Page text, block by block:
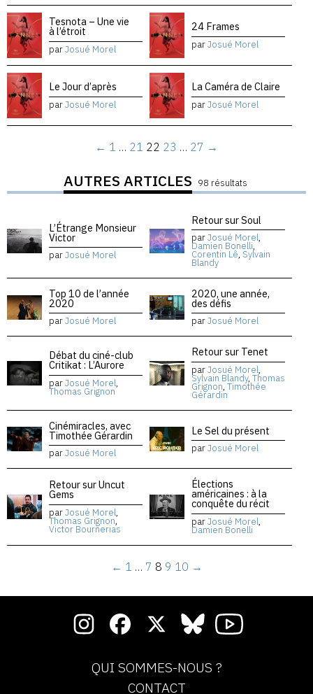
Tesnota – Une vie
à l’étroit
parJosué Morel
24 Frames
parJosué Morel
Le Jour d’après
parJosué Morel
La Caméra de Claire
parJosué Morel
← 1 … 21 22 23 … 27 →
AUTRES ARTICLES 98 résultats
L’Étrange Monsieur
Victor
parJosué Morel
Retour sur Soul
parJosué Morel,
Damien Bonelli,
Corentin Lê, Sylvain
Blandy
Top 10 de l’année
2020
parJosué Morel
2020, une année,
des défis
parJosué Morel
Débat du ciné-club
Critikat : L’Aurore
parJosué Morel,
Thomas Grignon
Retour sur Tenet
parJosué Morel,
Sylvain Blandy, Thomas
Grignon, Timothée
Gérardin
Cinémiracles, avec
Timothée Gérardin
parJosué Morel
Le Sel du présent
parJosué Morel
Retour sur Uncut
Gems
parJosué Morel,
Thomas Grignon,
Victor Bournerias
Élections
américaines : à la
conquête du récit
parJosué Morel,
Damien Bonelli
← 1 … 7 8 9 10 →
QUI SOMMES-NOUS ?
CONTACT